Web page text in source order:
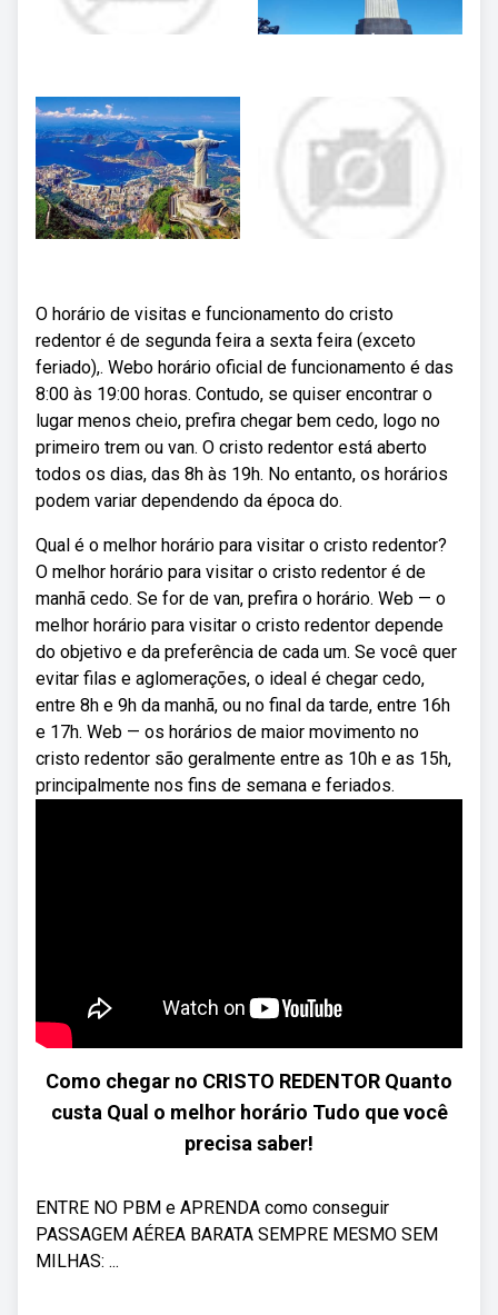
O horário de visitas e funcionamento do cristo
redentor é de segunda feira a sexta feira (exceto
feriado),. Webo horário oficial de funcionamento é das
8:00 às 19:00 horas. Contudo, se quiser encontrar o
lugar menos cheio, prefira chegar bem cedo, logo no
primeiro trem ou van. O cristo redentor está aberto
todos os dias, das 8h às 19h. No entanto, os horários
podem variar dependendo da época do.
Qual é o melhor horário para visitar o cristo redentor?
O melhor horário para visitar o cristo redentor é de
manhã cedo. Se for de van, prefira o horário. Web — o
melhor horário para visitar o cristo redentor depende
do objetivo e da preferência de cada um. Se você quer
evitar filas e aglomerações, o ideal é chegar cedo,
entre 8h e 9h da manhã, ou no final da tarde, entre 16h
e 17h. Web — os horários de maior movimento no
cristo redentor são geralmente entre as 10h e as 15h,
principalmente nos fins de semana e feriados.
Como chegar no CRISTO REDENTOR Quanto
custa Qual o melhor horário Tudo que você
precisa saber!
ENTRE NO PBM e APRENDA como conseguir
PASSAGEM AÉREA BARATA SEMPRE MESMO SEM
MILHAS: ...